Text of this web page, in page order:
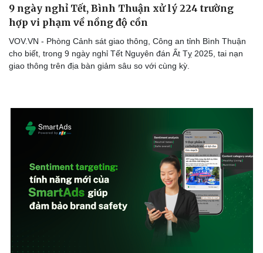
9 ngày nghỉ Tết, Bình Thuận xử lý 224 trường
hợp vi phạm về nồng độ cồn
VOV.VN - Phòng Cảnh sát giao thông, Công an tỉnh Bình Thuận
cho biết, trong 9 ngày nghỉ Tết Nguyên đán Ất Tỵ 2025, tai nạn
giao thông trên địa bàn giảm sâu so với cùng kỳ.